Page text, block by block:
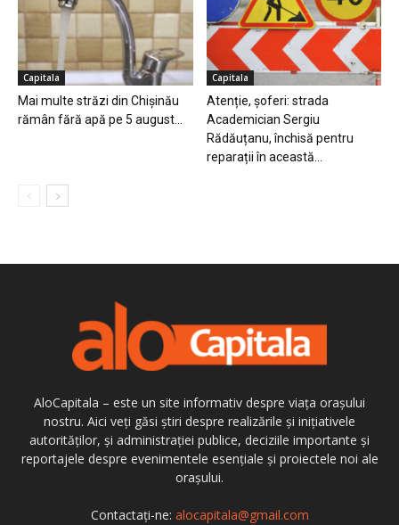
Capitala
Mai multe străzi din Chișinău
rămân fără apă pe 5 august...
Capitala
Atenție, șoferi: strada
Academician Sergiu
Rădăuțanu, închisă pentru
reparații în această...
AloCapitala – este un site informativ despre viața orașului
nostru. Aici veți găsi știri despre realizările și inițiativele
autorităților, și administrației publice, deciziile importante și
reportajele despre evenimentele esențiale și proiectele noi ale
orașului.
Contactați-ne: alocapitala@gmail.com